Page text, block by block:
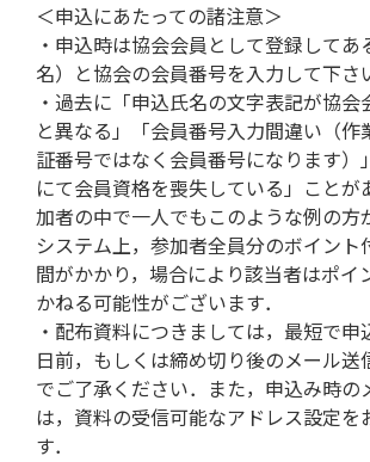
＜申込にあたっての諸注意＞
・申込時は協会会員として登録してあ
名）と協会の会員番号を入力して下さ
・過去に「申込氏名の文字表記が協会
と異なる」「会員番号入力間違い（作
証番号ではなく会員番号になります）
にて会員資格を喪失している」ことが
加者の中で一人でもこのような例の方
システム上，参加者全員分のボイント
間がかかり，場合により該当者はポイ
かねる可能性がございます．
・配布資料につきましては，最短で申
日前，もしくは締め切り後のメール送
でご了承ください．また，申込み時の
は，資料の受信可能なアドレス設定を
す．